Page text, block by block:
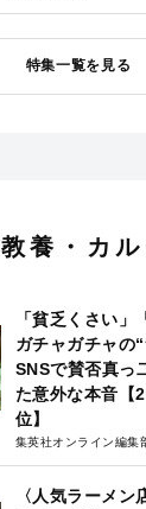
特集一覧を見る
教養・カ
「貧乏くさい」
ガチャガチャの
SNSで賛否真っ
た意外な本音【
位】
集英社オンライン編集
〈人気ラーメン